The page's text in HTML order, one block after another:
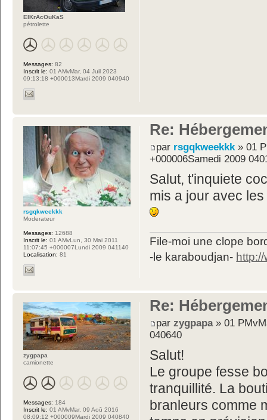
ElKrAcOuKaS
pétrolette
Messages: 82
Inscrit le: 01 AMvMar, 04 Juil 2023
09:13:18 +000013Mardi 2009 040940
Re:
par rsgqkweekkk» 01
+000006Samedi 2009
Salut, t'inquiete
mis a jour avec
File-moi une clope
-le karaboudjan-
rsgqkweekkk
Moderateur
Messages: 12688
Inscrit le: 01 AMvLun, 30 Mai 2011
11:07:45 +000007Lundi 2009 041140
Localisation: 81
Re:
parzygpapa» 01
040640
Salut!
Le groupe fesse
tranquillité. La
branleurs comme
zygpapa
camionette
Messages: 184
Inscrit le: 01 AMvMar, 09 Aoû 2016
08:09:12 +000009Mardi 2009 040840